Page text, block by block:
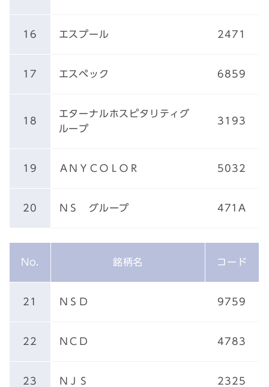
16 エスプール 2471
17 エスペック 6859
18
エターナルホスピタリティグ
ループ
3193
19 ＡＮＹＣＯＬＯＲ 5032
20 ＮＳ グループ 471A
No. 銘柄名 コード
21 ＮＳＤ 9759
22 ＮＣＤ 4783
23 ＮＪＳ 2325